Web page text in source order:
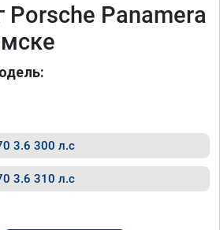
Panamera
3.6 300 л.с
3.6 310 л.с